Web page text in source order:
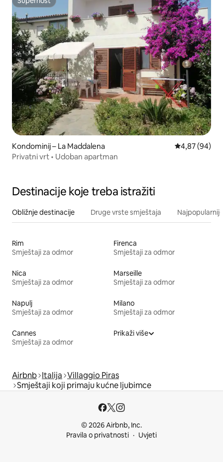
Superhost
Kondominij – La Maddalena Prosječna
4,87 (94)
Privatni vrt • Udoban apartman
Destinacije koje treba istražiti
Obližnje destinacije Druge vrste smještaja
Rim
Smještaji za odmor
Firenca
Smještaji za odmor
Nica
Smještaji za odmor
Marseille
Smještaji za odmor
Napulj
Smještaji za odmor
Milano
Smještaji za odmor
Cannes
Smještaji za odmor
Prikaži više
Airbnb Italija Villaggio Piras
Smještaji koji primaju kućne ljubimce
© 2026 Airbnb, Inc.
Pravila o privatnosti
Uvjeti